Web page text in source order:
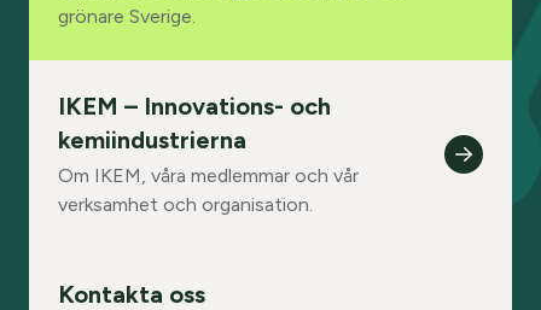
grönare Sverige.
IKEM – Innovations- och
kemiindustrierna
Om IKEM, våra medlemmar och vår
verksamhet och organisation.
Kontakta oss